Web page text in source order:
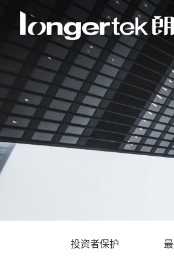
投资者保护